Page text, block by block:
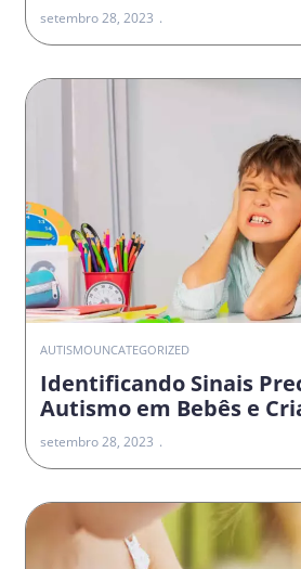
setembro 28, 2023
AUTISMOUNCATEGORIZED
Identificando Sinais
Autismo em Bebês e
setembro 28, 2023